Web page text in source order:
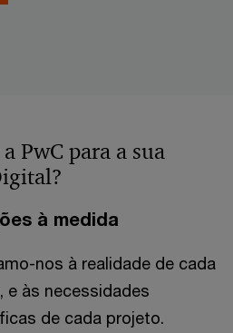
PwC para a sua
à medida
nos à realidade de cada
e às necessidades
de cada projeto.